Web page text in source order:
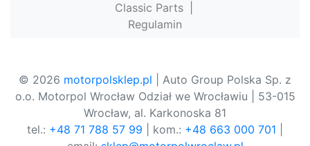
Classic Parts
Regulamin
© 2026 motorpolsklep.pl | Auto Group Polska Sp. z
o.o. Motorpol Wrocław Odział we Wrocławiu | 53-015
Wrocław, al. Karkonoska 81
tel.: +48 71 788 57 99 | kom.: +48 663 000 701